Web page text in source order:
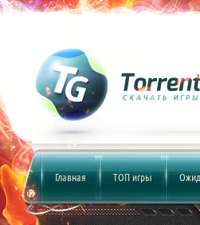
Главная ТОП игры